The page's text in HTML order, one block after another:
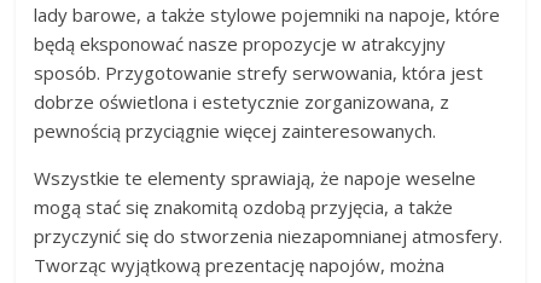
lady barowe, a także stylowe pojemniki na napoje, które
będą eksponować nasze propozycje w atrakcyjny
sposób. Przygotowanie strefy serwowania, która jest
dobrze oświetlona i estetycznie zorganizowana, z
pewnością przyciągnie więcej zainteresowanych.
Wszystkie te elementy sprawiają, że napoje weselne
mogą stać się znakomitą ozdobą przyjęcia, a także
przyczynić się do stworzenia niezapomnianej atmosfery.
Tworząc wyjątkową prezentację napojów, można